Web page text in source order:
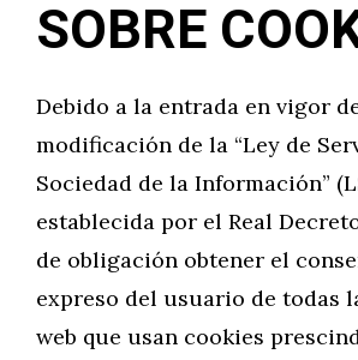
SOBRE
Debido a la entrada en vigor
modificación de la “Ley de
Sociedad de la Información”
establecida por el Real
de obligación obtener el
expreso del usuario de todas
web que usan cookies